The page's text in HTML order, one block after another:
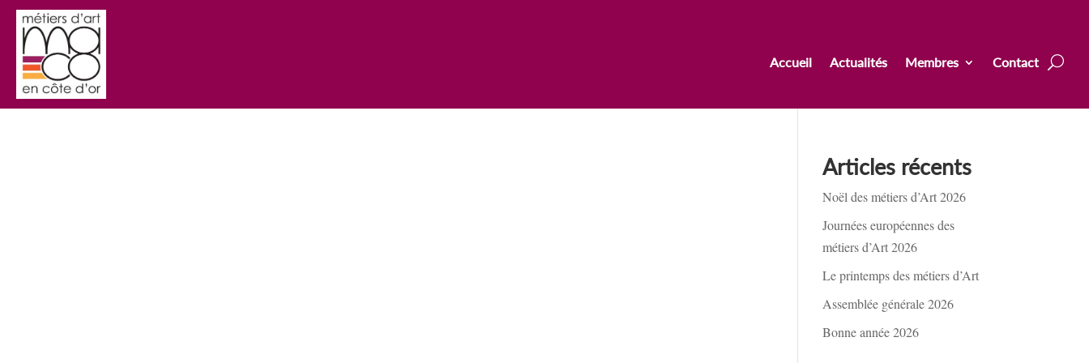
Accueil Actualités Membres Contact
Articles récents
Noël des métiers d’Art 2026
Journées européennes des
métiers d’Art 2026
Le printemps des métiers d’Art
Assemblée générale 2026
Bonne année 2026